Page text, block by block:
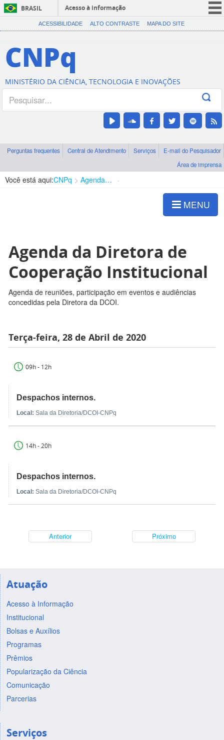
BRASIL
Acesso à informação
CORONAVÍRUS (COVID-19)
Canais
ACESSIBILIDADE ALTO CONTRASTE MAPA DO SITE
CNPq
MINISTÉRIO DA CIÊNCIA, TECNOLOGIA E INOVAÇÕES
Perguntas frequentes Central de Atendimento Serviços
E-mail do Pesquisador
Área de imprensa
Você está aqui:CNPq Agenda de autoridades
MENU
Agenda da Diretora de
Cooperação Institucional
Agenda de reuniões, participação em eventos e audiências
concedidas pela Diretora da DCOI.
Terça-feira, 28 de Abril de 2020
09h - 12h
Despachos internos.
Local: Sala da Diretoria/DCOI-CNPq
14h - 20h
Despachos internos.
Local: Sala da Diretoria/DCOI-CNPq
Anterior Próximo
Atuação
Acesso à Informação
Institucional
Bolsas e Auxílios
Programas
Prêmios
Popularização da Ciência
Comunicação
Parcerias
Serviços